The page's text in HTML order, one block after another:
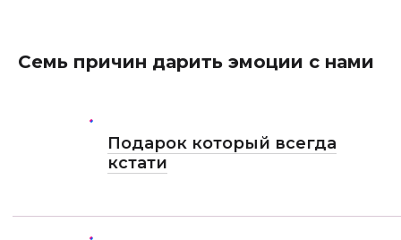
Семь причин дарить эмоции с нами
Подарок который всегда
кстати